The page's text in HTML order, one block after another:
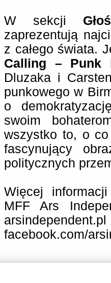
W sekcji
zaprezentują
z całego świata.
Calling – Punk
Dluzaka i
punkowego w
o
swoim
wszystko to, o
fascynujący
politycznych
Więcej
MFF Ars
facebook.com/